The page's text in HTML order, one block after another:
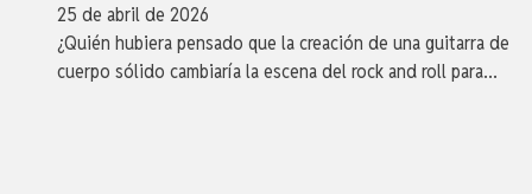
25 de abril de 2026
¿Quién hubiera pensado que la creación de una guitarra de
cuerpo sólido cambiaría la escena del rock and roll para…